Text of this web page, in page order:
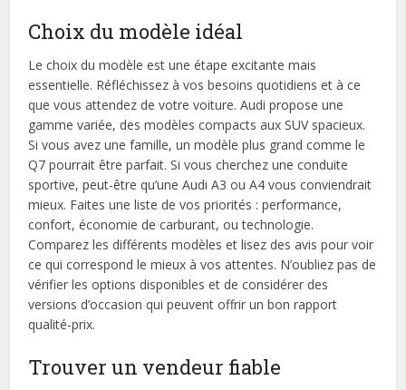
Choix du modèle idéal
Le choix du modèle est une étape excitante mais
essentielle. Réfléchissez à vos besoins quotidiens et à ce
que vous attendez de votre voiture. Audi propose une
gamme variée, des modèles compacts aux SUV spacieux.
Si vous avez une famille, un modèle plus grand comme le
Q7 pourrait être parfait. Si vous cherchez une conduite
sportive, peut-être qu’une Audi A3 ou A4 vous conviendrait
mieux. Faites une liste de vos priorités : performance,
confort, économie de carburant, ou technologie.
Comparez les différents modèles et lisez des avis pour voir
ce qui correspond le mieux à vos attentes. N’oubliez pas de
vérifier les options disponibles et de considérer des
versions d’occasion qui peuvent offrir un bon rapport
qualité-prix.
Trouver un vendeur fiable